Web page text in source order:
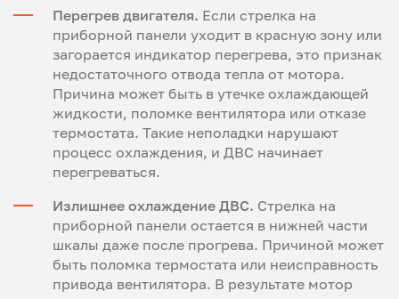
Перегрев двигателя. Если стрелка на
приборной панели уходит в красную зону или
загорается индикатор перегрева, это признак
недостаточного отвода тепла от мотора.
Причина может быть в утечке охлаждающей
жидкости, поломке вентилятора или отказе
термостата. Такие неполадки нарушают
процесс охлаждения, и ДВС начинает
перегреваться.
Излишнее охлаждение ДВС. Стрелка на
приборной панели остается в нижней части
шкалы даже после прогрева. Причиной может
быть поломка термостата или неисправность
привода вентилятора. В результате мотор